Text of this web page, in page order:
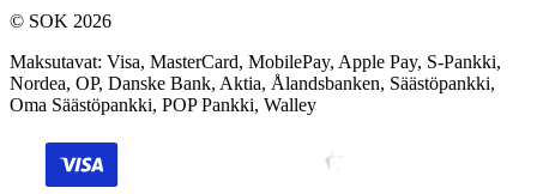
© SOK 2026
Maksutavat: Visa, MasterCard, MobilePay, Apple Pay, S-Pankki,
Nordea, OP, Danske Bank, Aktia, Ålandsbanken, Säästöpankki,
Oma Säästöpankki, POP Pankki, Walley